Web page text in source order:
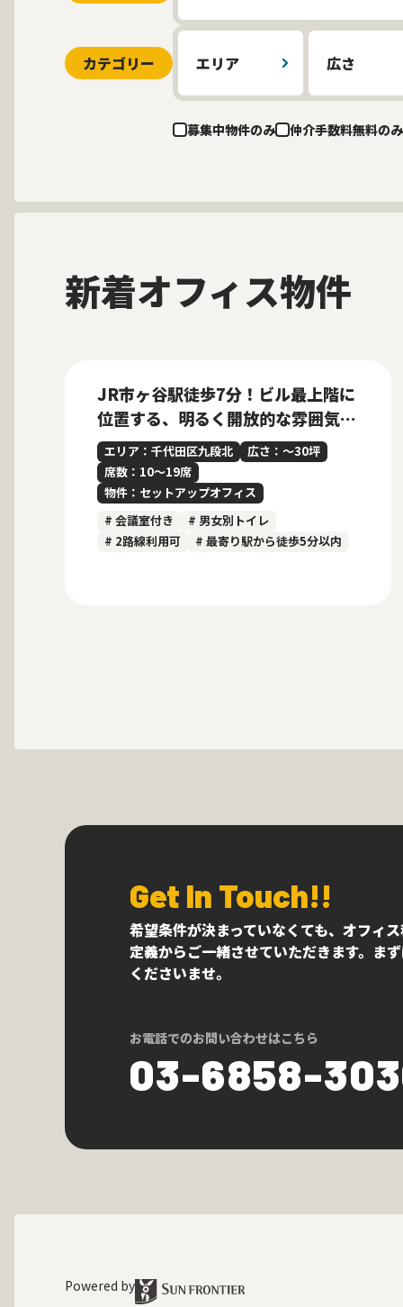
カテゴリー エリア 広さ
募集中物件のみ 仲介手数料無料のみ
新着オフィス物件
JR市ヶ谷駅徒歩7分！ビル最上階に
位置する、明るく開放的な雰囲気の
内装付きセットアップオフィス
エリア：千代田区九段北
広さ：〜30坪
席数：10〜19席
物件：セットアップオフィス
# 会議室付き
# 男女別トイレ
# 2路線利用可
# 最寄り駅から徒歩5分以内
Get In Touch!!
希望条件が決まっていなくても、オフィ
定義からご一緒させていただきます。ま
くださいませ。
お電話でのお問い合わせはこちら
03-6858-
Powered by